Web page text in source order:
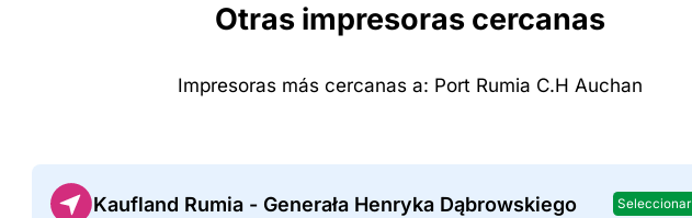
Otras impresoras cercanas
Impresoras más cercanas a: Port Rumia C.H Auchan
Kaufland Rumia - Generała Henryka Dąbrowskiego Seleccionar